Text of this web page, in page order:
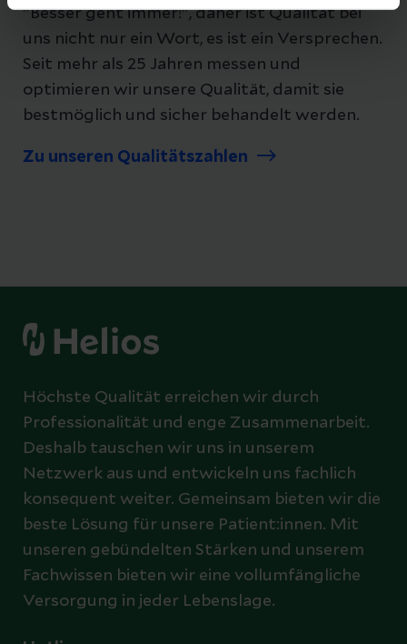
"Besser geht immer!", daher ist Qualität bei
uns nicht nur ein Wort, es ist ein Versprechen.
Seit mehr als 25 Jahren messen und
optimieren wir unsere Qualität, damit sie
bestmöglich und sicher behandelt werden.
Zu unseren Qualitätszahlen
Höchste Qualität erreichen wir durch
Professionalität und enge Zusammenarbeit.
Deshalb tauschen wir uns in unserem
Netzwerk aus und entwickeln uns fachlich
konsequent weiter. Gemeinsam bieten wir die
beste Lösung für unsere Patient:innen. Mit
unseren gebündelten Stärken und unserem
Fachwissen bieten wir eine vollumfängliche
Versorgung in jeder Lebenslage.